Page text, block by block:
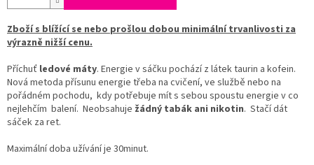
Zboží s blížící se nebo prošlou dobou minimální trvanlivosti za
výrazně nižší cenu.
Příchuť ledové máty. Energie v sáčku pochází z látek taurin a kofein.
Nová metoda přísunu energie třeba na cvičení, ve službě nebo na
pořádném pochodu, kdy potřebuje mít s sebou spoustu energie v co
nejlehčím balení. Neobsahuje žádný tabák ani nikotin. Stačí dát
sáček za ret.
Maximální doba užívání je 30minut.